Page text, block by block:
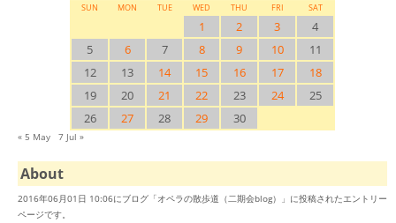
SUN MON TUE WED THU FRI SAT
1 2 3
4
5
6 7 8 9 10
11
12
13 14 15 16 17
18
19
20 21 22 23 24
25
26
27 28 29 30
« 5 May 7 Jul »
About
2016年06月01日 10:06にブログ「オペラの散歩道（二期会blog）」に投稿されたエントリー
ページです。